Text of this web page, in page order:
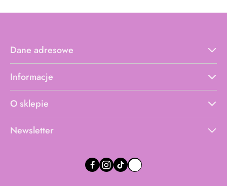
Dane adresowe
Informacje
O sklepie
Newsletter